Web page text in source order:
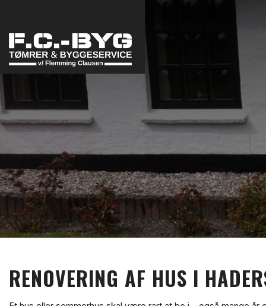
hovedindhold
RENOVERING AF HUS I